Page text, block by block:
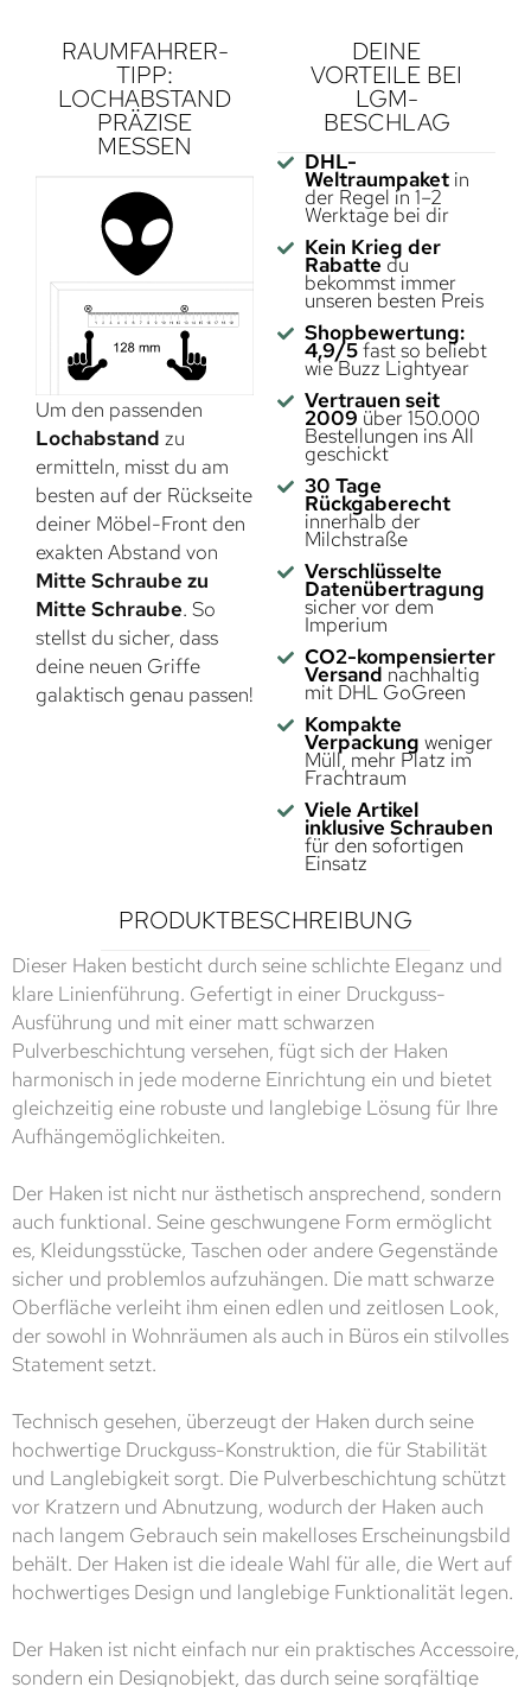
RAUMFAHRER-
TIPP:
LOCHABSTAND
PRÄZISE
MESSEN
Um den passenden
Lochabstand zu
ermitteln, misst du am
besten auf der Rückseite
deiner Möbel-Front den
exakten Abstand von
Mitte Schraube zu
Mitte Schraube. So
stellst du sicher, dass
deine neuen Griffe
galaktisch genau passen!
DEINE
VORTEILE BEI
LGM-
BESCHLAG
DHL-
Weltraumpaketin
der Regel in 1–2
Werktage bei dir
Kein Krieg der
Rabatte du
bekommst immer
unseren besten Preis
Shopbewertung:
4,9/5fast so beliebt
wie Buzz Lightyear
Vertrauen seit
2009 über 150.000
Bestellungen ins All
geschickt
30 Tage
Rückgaberecht
innerhalb der
Milchstraße
Verschlüsselte
Datenübertragung
sicher vor dem
Imperium
CO2-kompensierter
Versand nachhaltig
mit DHL GoGreen
Kompakte
Verpackung weniger
Müll, mehr Platz im
Frachtraum
Viele Artikel
inklusive Schrauben
für den sofortigen
Einsatz
PRODUKTBESCHREIBUNG
Dieser Haken besticht durch seine schlichte Eleganz und
klare Linienführung. Gefertigt in einer Druckguss-
Ausführung und mit einer matt schwarzen
Pulverbeschichtung versehen, fügt sich der Haken
harmonisch in jede moderne Einrichtung ein und bietet
gleichzeitig eine robuste und langlebige Lösung für Ihre
Aufhängemöglichkeiten.
Der Haken ist nicht nur ästhetisch ansprechend, sondern
auch funktional. Seine geschwungene Form ermöglicht
es, Kleidungsstücke, Taschen oder andere Gegenstände
sicher und problemlos aufzuhängen. Die matt schwarze
Oberfläche verleiht ihm einen edlen und zeitlosen Look,
der sowohl in Wohnräumen als auch in Büros ein stilvolles
Statement setzt.
Technisch gesehen, überzeugt der Haken durch seine
hochwertige Druckguss-Konstruktion, die für Stabilität
und Langlebigkeit sorgt. Die Pulverbeschichtung schützt
vor Kratzern und Abnutzung, wodurch der Haken auch
nach langem Gebrauch sein makelloses Erscheinungsbild
behält. Der Haken ist die ideale Wahl für alle, die Wert auf
hochwertiges Design und langlebige Funktionalität legen.
Der Haken ist nicht einfach nur ein praktisches Accessoire,
sondern ein Designobjekt, das durch seine sorgfältige